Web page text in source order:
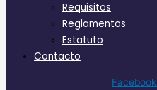
Requisitos
Reglamentos
Estatuto
Contacto
Facebook